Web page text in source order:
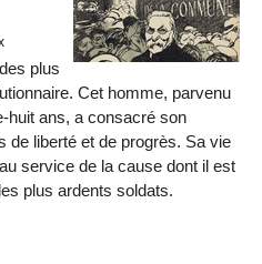
plus
Cet homme, parvenu
huit ans, a consacré son
de liberté et de progrès. Sa vie
service de la cause dont il est
plus ardents soldats.